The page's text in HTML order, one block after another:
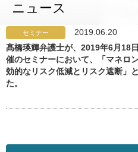
ニュース
セミナー
2019.06.20
髙橋瑛輝弁護士が、2019年6月18
催のセミナーにおいて、「マネロ
効的なリスク低減とリスク遮断」
た。